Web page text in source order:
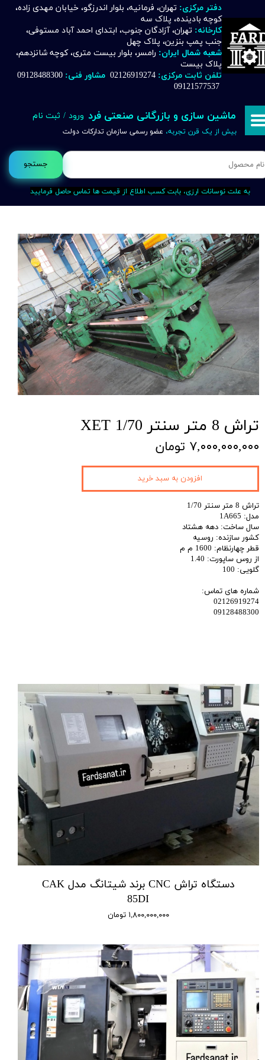
جستجو
دفتر مرکزی: تهران، فرمانیه، بلوار اندرزگو، خیابان مهدی زاده،
کوچه بادینده، پلاک سه
کارخانه: تهران، آزادگان جنوب، ابتدای احمد آباد مستوفی،
جنب پمپ بنزین، پلاک چهل
شعبه شمال ایران: رامسر، بلوار بیست متری، کوچه شانزدهم،
پلاک بیست
تلفن ثابت مرکزی: 02126919274 مشاور فنی:
09121577537
ماشین سازی و بازرگانی صنعتی فرد
بیش از یک قرن تجربه، عضو رسمی سازمان تدارکات دولت
ورود / ثبت نام
حساب کاربری من
تغییر گذر واژه
خروج از حساب کاربری
به علت نوسانات ارزی، بابت کسب اطلاع از قیمت ها تماس حاصل فرمایید
تراش 8 متر سنتر 1/70 XET
۷,۰۰۰,۰۰۰,۰۰۰ تومان
تراش 8 متر سنتر 1/70
مدل: 1A665
سال ساخت: دهه هشتاد
کشور سازنده: روسیه
قطر چهارنظام: 1600 م م
از روس ساپورت: 1.40
گلویی: 100
شماره های تماس:
02126919274
09128488300
افزودن به سبد خرید
دستگاه تراش CNC برند شیتانگ مدل CAK
85DI
۱,۸۰۰,۰۰۰,۰۰۰ تومان